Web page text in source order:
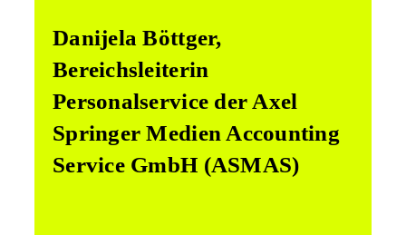
Danijela Böttger,
Bereichsleiterin
Personalservice der Axel
Springer Medien Accounting
Service GmbH (ASMAS)